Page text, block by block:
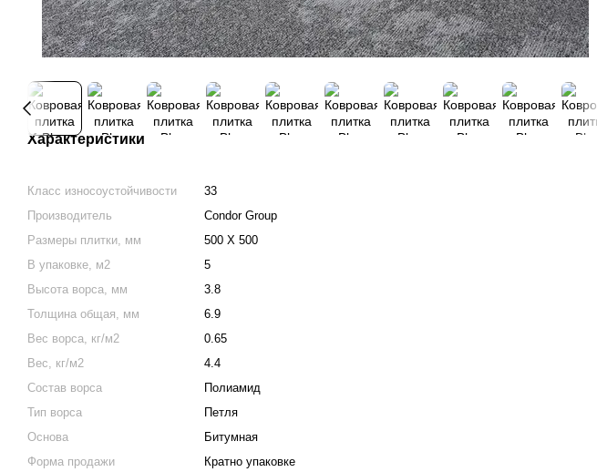
Характеристики
Класс износоустойчивости
33
Производитель
Condor Group
Размеры плитки, мм
500 Х 500
В упаковке, м2
5
Высота ворса, мм
3.8
Толщина общая, мм
6.9
Вес ворса, кг/м2
0.65
Вес, кг/м2
4.4
Состав ворса
Полиамид
Тип ворса
Петля
Основа
Битумная
Форма продажи
Кратно упаковке